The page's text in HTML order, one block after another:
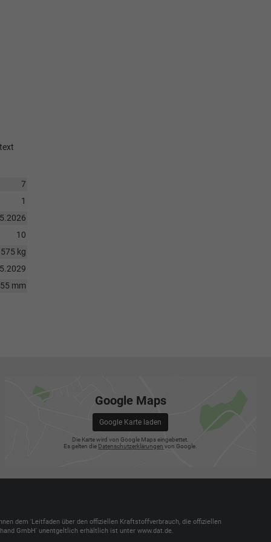
7
1
10
kg
mm
Google Maps
Google Karte laden
Die Karte wird von Google Maps eingebettet.
Es gelten die Datenschutzerklärungen von Google.
dem 'Leitfaden über den offiziellen Kraftstoffverbrauch, die offiziellen
GmbH' unentgeltlich erhältlich ist unter www.dat.de.